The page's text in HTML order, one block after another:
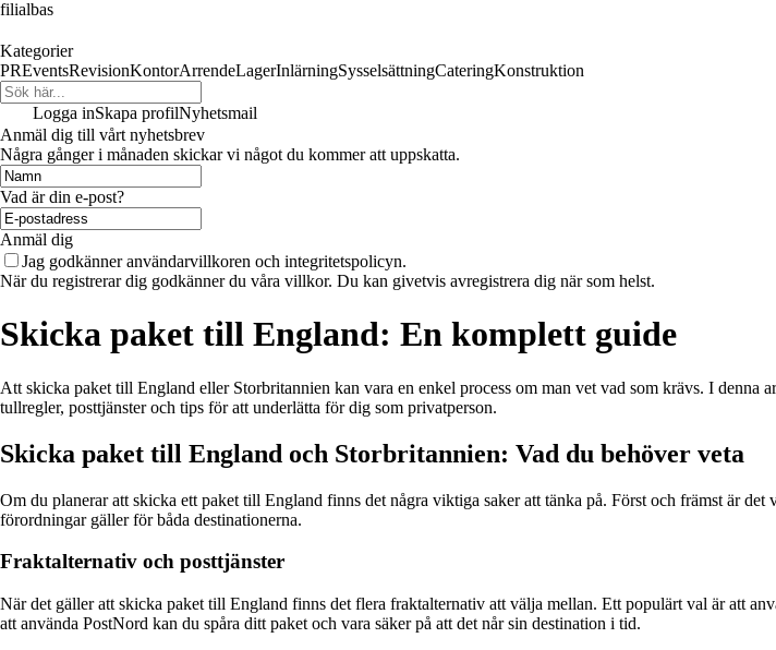
filialbas
Kategorier
PREventsRevisionKontorArrendeLagerInlärningSysselsättningCateringKonstruktion
Logga inSkapa profilNyhetsmail
Anmäl dig till vårt nyhetsbrev
Några gånger i månaden skickar vi något du kommer att uppskatta.
Vad är din e-post?
Anmäl dig
Jag godkänner användarvillkoren och integritetspolicyn.
När du registrerar dig godkänner du våra villkor. Du kan givetvis avregistrera dig när som helst.
Skicka paket till England: En komplett guide
Att skicka paket till England eller Storbritannien kan vara en enkel process om man vet vad som krävs. I
tullregler, posttjänster och tips för att underlätta för dig som privatperson.
Skicka paket till England och Storbritannien: Vad du behöver veta
Om du planerar att skicka ett paket till England finns det några viktiga saker att tänka på. Först och främst är
förordningar gäller för båda destinationerna.
Fraktalternativ och posttjänster
När det gäller att skicka paket till England finns det flera fraktalternativ att välja mellan. Ett populärt val är att
att använda PostNord kan du spåra ditt paket och vara säker på att det når sin destination i tid.